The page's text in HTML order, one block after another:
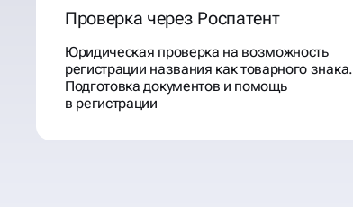
Проверка через Роспатент
Юридическая проверка на возможность
регистрации названия как товарного знака.
Подготовка документов и помощь
в регистрации